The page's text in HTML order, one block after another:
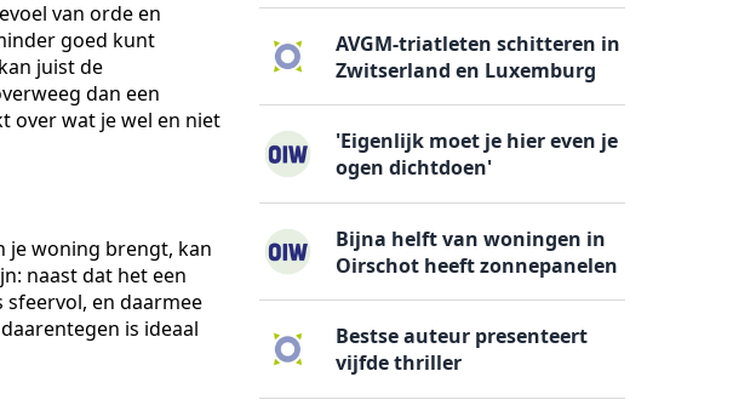
van orde en
goed kunt
juist de
dan een
over wat je wel en niet
je woning brengt, kan
naast dat het een
en daarmee
is ideaal
AVGM-triatleten schitteren in
Zwitserland en Luxemburg
'Eigenlijk moet je hier even je
ogen dichtdoen'
Bijna helft van woningen in
Oirschot heeft zonnepanelen
Bestse auteur presenteert
vijfde thriller